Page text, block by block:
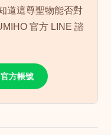
道這尊聖物能否對
官方 LINE 諮
方帳號